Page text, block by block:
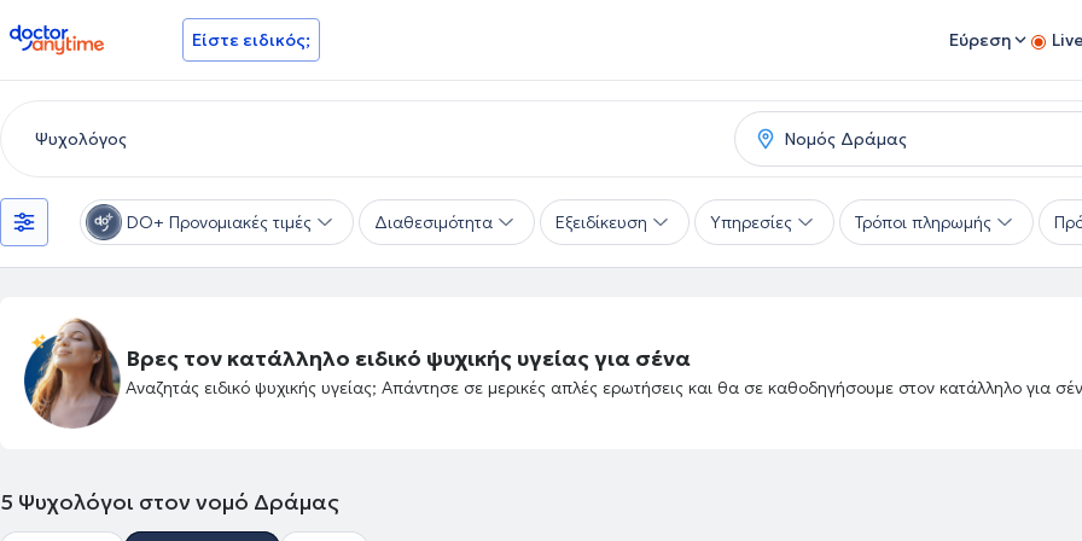
doctoranytime Είστε ειδικός; Εύρεση
DO+ Προνομιακές τιμές Διαθεσιμότητα Εξειδίκευση Υπηρεσίες Τρόποι πληρωμής
Βρες τον κατάλληλο ειδικό ψυχικής υγείας για σένα
Αναζητάς ειδικό ψυχικής υγείας; Απάντησε σε μερικές απλές ερωτήσεις και θα σε καθοδηγήσουμε στον κατάλληλο για
5 Ψυχολόγοι στον νομό Δράμας